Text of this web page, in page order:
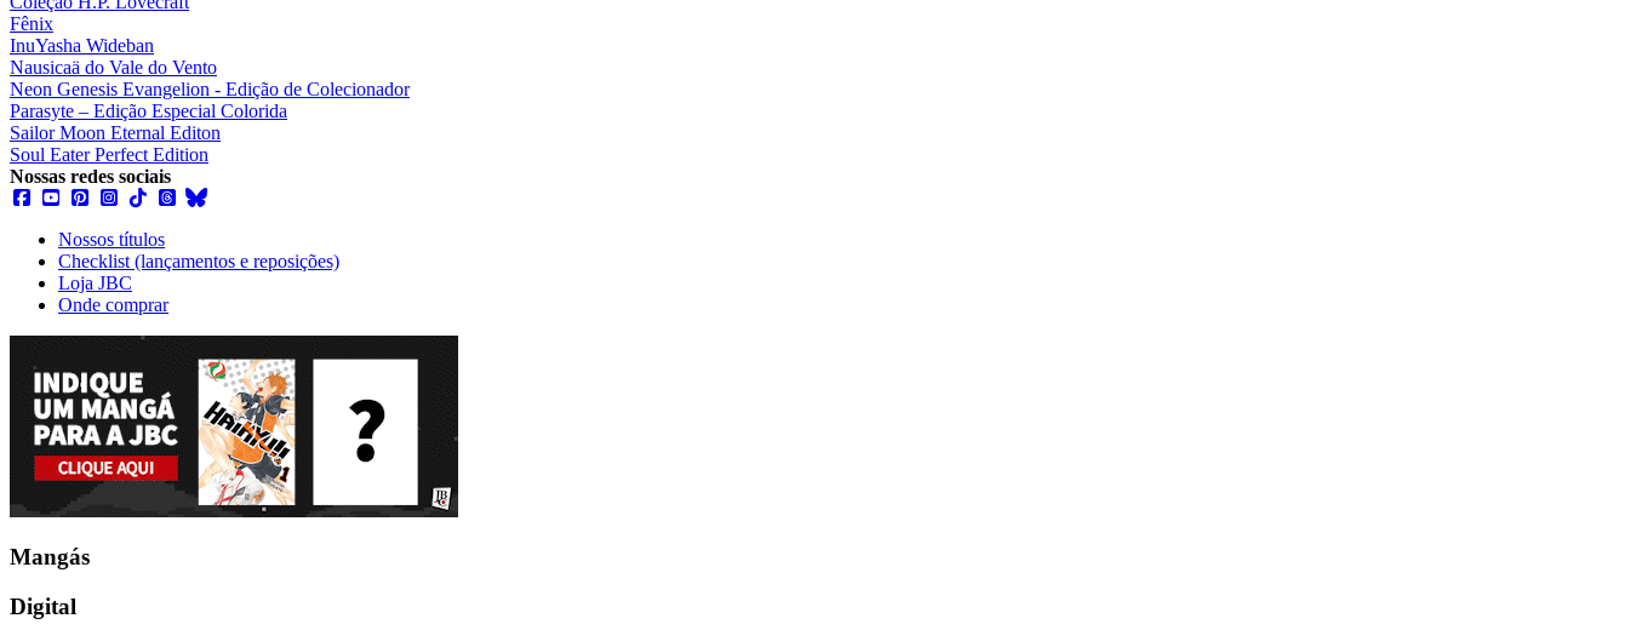
Fênix
InuYasha Wideban
Nausicaä do Vale do Vento
Neon Genesis Evangelion - Edição de Colecionador
Parasyte – Edição Especial Colorida
Sailor Moon Eternal Editon
Soul Eater Perfect Edition
Nossas redes sociais
Nossos títulos
Checklist (lançamentos e reposições)
Loja JBC
Onde comprar
Mangás
Digital